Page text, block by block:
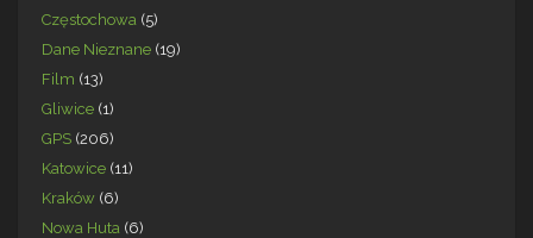
Częstochowa (5)
Dane Nieznane (19)
Film (13)
Gliwice (1)
GPS (206)
Katowice (11)
Kraków (6)
Nowa Huta (6)